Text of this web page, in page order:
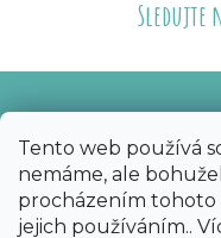
Tento web používá
nemáme, ale
procházením tohoto
jejich používáním..
Sledujte
Copyright 2026
korálků.